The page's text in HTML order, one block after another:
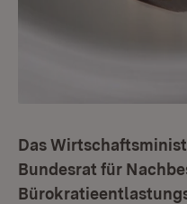
Das
Bundesrat für